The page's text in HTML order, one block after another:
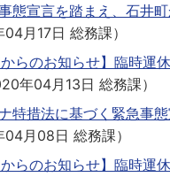
態宣言を踏まえ、石井
月17日 総務課）
からのお知らせ】臨時運
年04月13日 総務課）
特措法に基づく緊急事
04月08日 総務課）
からのお知らせ】臨時運